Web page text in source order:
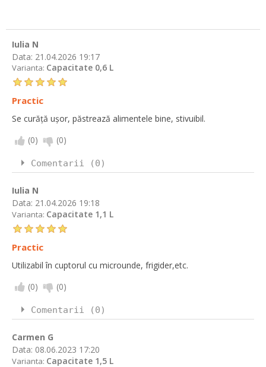
Iulia N
Data: 21.04.2026 19:17
Varianta: Capacitate 0,6 L
Practic
Se curăță ușor, păstrează alimentele bine, stivuibil.
(0) (0)
Comentarii (0)
Iulia N
Data: 21.04.2026 19:18
Varianta: Capacitate 1,1 L
Practic
Utilizabil în cuptorul cu microunde, frigider,etc.
(0) (0)
Comentarii (0)
Carmen G
Data: 08.06.2023 17:20
Varianta: Capacitate 1,5 L